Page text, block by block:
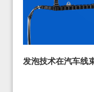
发泡技术在汽车线